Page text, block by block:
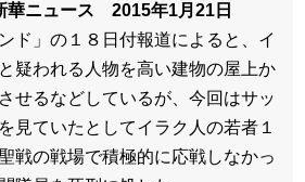
華ニュース 2015年1月21日
ド」の１８日付報道によると、イ
疑われる人物を高い建物の屋上か
せるなどしているが、今回はサッ
見ていたとしてイラク人の若者１
戦の戦場で積極的に応戦しなかっ